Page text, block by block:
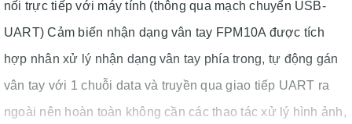
nối trực tiếp với máy tính (thông qua mạch chuyển USB­
UART) Cảm biến nhận dạng vân tay FPM10A được tích
hợp nhân xử lý nhận dạng vân tay phía trong, tự động gán
vân tay với 1 chuỗi data và truyền qua giao tiếp UART ra
ngoài nên hoàn toàn không cần các thao tác xử lý hình ảnh,